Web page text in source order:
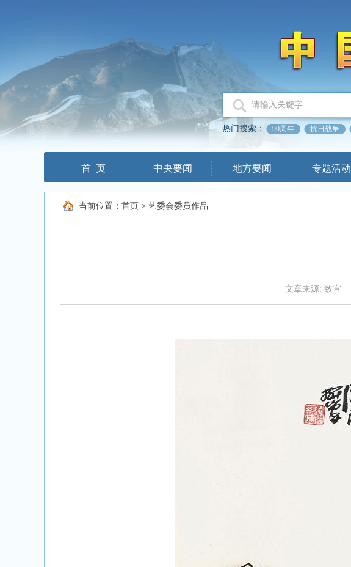
热门搜索： 90周年 抗日战争
首 页 中央要闻 地方要闻 专题活动
当前位置： 首页 > 艺委会委员作品
文章来源: 致宣